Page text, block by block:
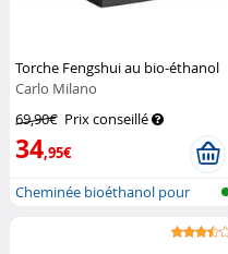
Torche Fengshui au bio-éthanol
Carlo Milano
69,90€ Prix conseillé
34,95€
Cheminée bioéthanol pour